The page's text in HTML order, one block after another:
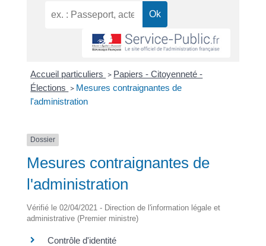
Accueil particuliers > Papiers - Citoyenneté -
Élections > Mesures contraignantes de
l'administration
Dossier
Mesures contraignantes de
l'administration
Vérifié le 02/04/2021 - Direction de l'information légale et
administrative (Premier ministre)
Contrôle d'identité